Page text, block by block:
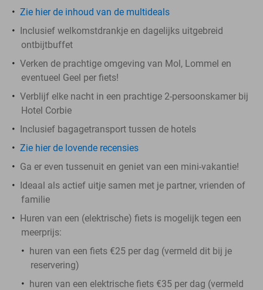
Zie hier de inhoud van de multideals
Inclusief welkomstdrankje en dagelijks uitgebreid
ontbijtbuffet
Verken de prachtige omgeving van Mol, Lommel en
eventueel Geel per fiets!
Verblijf elke nacht in een prachtige 2-persoonskamer bij
Hotel Corbie
Inclusief bagagetransport tussen de hotels
Zie hier de lovende recensies
Ga er even tussenuit en geniet van een mini-vakantie!
Ideaal als actief uitje samen met je partner, vrienden of
familie
Huren van een (elektrische) fiets is mogelijk tegen een
meerprijs:
huren van een fiets €25 per dag (vermeld dit bij je
reservering)
huren van een elektrische fiets €35 per dag (vermeld